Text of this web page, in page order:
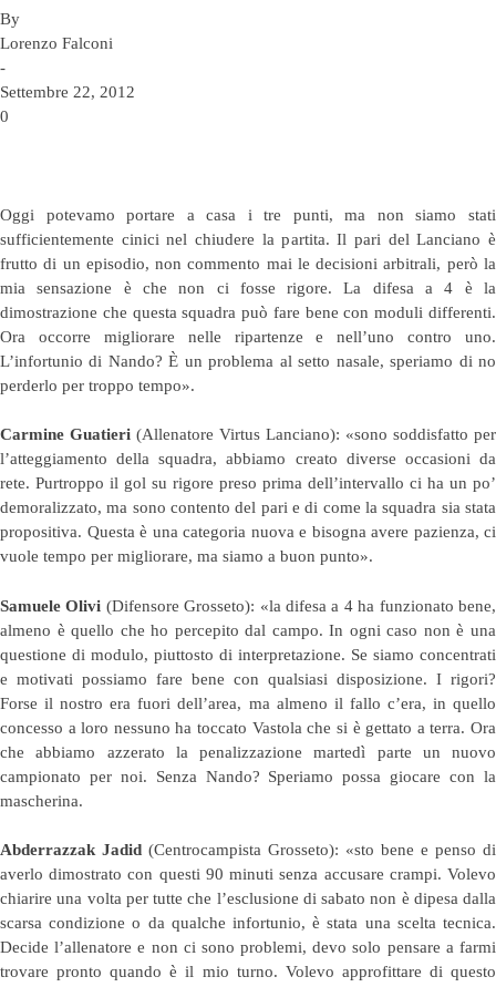
By
Lorenzo Falconi
-
Settembre 22, 2012
0
Oggi potevamo portare a casa i tre punti, ma non siamo stati
sufficientemente cinici nel chiudere la partita. Il pari del Lanciano è
frutto di un episodio, non commento mai le decisioni arbitrali, però la
mia sensazione è che non ci fosse rigore. La difesa a 4 è la
dimostrazione che questa squadra può fare bene con moduli differenti.
Ora occorre migliorare nelle ripartenze e nell’uno contro uno.
L’infortunio di Nando? È un problema al setto nasale, speriamo di no
perderlo per troppo tempo».
Carmine Guatieri (Allenatore Virtus Lanciano): «sono soddisfatto per
l’atteggiamento della squadra, abbiamo creato diverse occasioni da
rete. Purtroppo il gol su rigore preso prima dell’intervallo ci ha un po’
demoralizzato, ma sono contento del pari e di come la squadra sia stata
propositiva. Questa è una categoria nuova e bisogna avere pazienza, ci
vuole tempo per migliorare, ma siamo a buon punto».
Samuele Olivi (Difensore Grosseto): «la difesa a 4 ha funzionato bene,
almeno è quello che ho percepito dal campo. In ogni caso non è una
questione di modulo, piuttosto di interpretazione. Se siamo concentrati
e motivati possiamo fare bene con qualsiasi disposizione. I rigori?
Forse il nostro era fuori dell’area, ma almeno il fallo c’era, in quello
concesso a loro nessuno ha toccato Vastola che si è gettato a terra. Ora
che abbiamo azzerato la penalizzazione martedì parte un nuovo
campionato per noi. Senza Nando? Speriamo possa giocare con la
mascherina.
Abderrazzak Jadid (Centrocampista Grosseto): «sto bene e penso di
averlo dimostrato con questi 90 minuti senza accusare crampi. Volevo
chiarire una volta per tutte che l’esclusione di sabato non è dipesa dalla
scarsa condizione o da qualche infortunio, è stata una scelta tecnica.
Decide l’allenatore e non ci sono problemi, devo solo pensare a farmi
trovare pronto quando è il mio turno. Volevo approfittare di questo